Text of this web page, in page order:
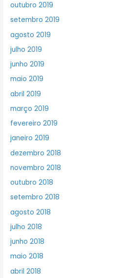
outubro 2019
setembro 2019
agosto 2019
julho 2019
junho 2019
maio 2019
abril 2019
março 2019
fevereiro 2019
janeiro 2019
dezembro 2018
novembro 2018
outubro 2018
setembro 2018
agosto 2018
julho 2018
junho 2018
maio 2018
abril 2018